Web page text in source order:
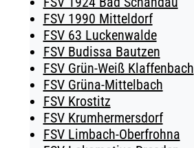
FSV 1990 Mitteldorf
FSV 63 Luckenwalde
FSV Budissa Bautzen
FSV Grün-Weiß Klaffenbach
FSV Grüna-Mittelbach
FSV Krostitz
FSV Krumhermersdorf
FSV Limbach-Oberfrohna